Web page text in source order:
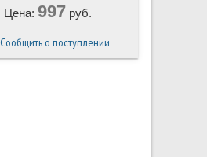
Цена: 997 руб.
Сообщить о поступлении